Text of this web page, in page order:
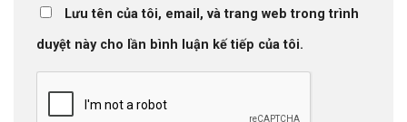
Lưu tên của tôi, email, và trang web trong trình
duyệt này cho lần bình luận kế tiếp của tôi.